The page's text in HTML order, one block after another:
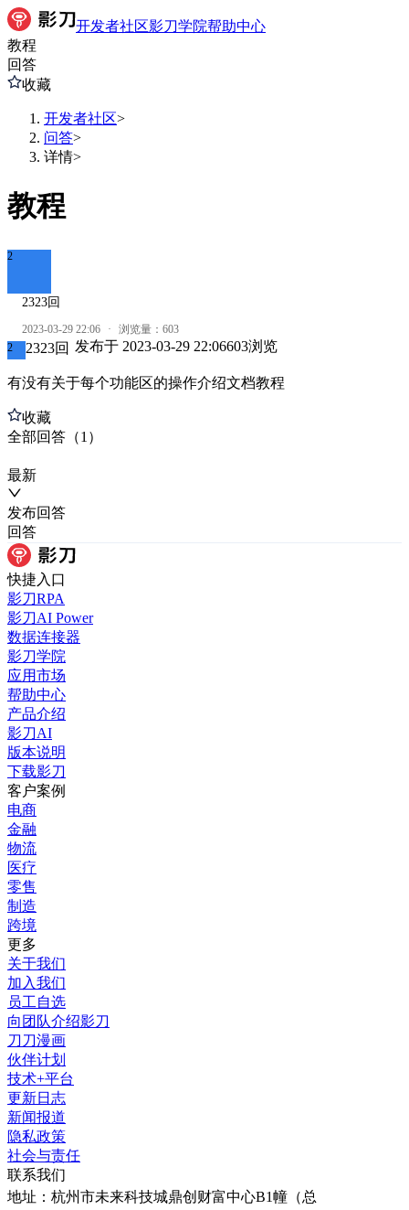
开发者社区影刀学院帮助中心
教程
回答
收藏
开发者社区>
问答>
详情>
教程
2
2323回
2023-03-29 22:06 · 浏览量： 603
2
2323回 发布于 2023-03-29 22:06603浏览
有没有关于每个功能区的操作介绍文档教程
收藏
全部回答 （1 ）
最新
发布回答
回答
快捷入口
影刀RPA
影刀AI Power
数据连接器
影刀学院
应用市场
帮助中心
产品介绍
影刀AI
版本说明
下载影刀
客户案例
电商
金融
物流
医疗
零售
制造
跨境
更多
关于我们
加入我们
员工自选
向团队介绍影刀
刀刀漫画
伙伴计划
技术+平台
更新日志
新闻报道
隐私政策
社会与责任
联系我们
地址： 杭州市未来科技城鼎创财富中心B1幢（总